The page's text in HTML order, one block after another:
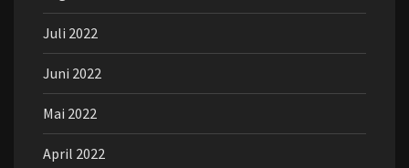
Juli 2022
Juni 2022
Mai 2022
April 2022